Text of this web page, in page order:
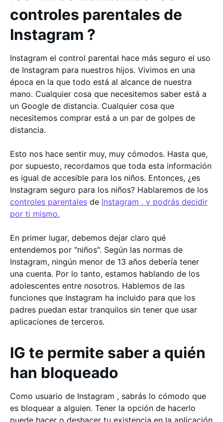
controles parentales de
Instagram ?
Instagram el control parental hace más seguro el uso
de Instagram para nuestros hijos. Vivimos en una
época en la que todo está al alcance de nuestra
mano. Cualquier cosa que necesitemos saber está a
un Google de distancia. Cualquier cosa que
necesitemos comprar está a un par de golpes de
distancia.
Esto nos hace sentir muy, muy cómodos. Hasta que,
por supuesto, recordamos que toda esta información
es igual de accesible para los niños. Entonces, ¿es
Instagram seguro para los niños? Hablaremos de los
controles parentales de Instagram , y podrás decidir
por ti mismo.
En primer lugar, debemos dejar claro qué
entendemos por "niños". Según las normas de
Instagram, ningún menor de 13 años debería tener
una cuenta. Por lo tanto, estamos hablando de los
adolescentes entre nosotros. Hablemos de las
funciones que Instagram ha incluido para que los
padres puedan estar tranquilos sin tener que usar
aplicaciones de terceros.
IG te permite saber a quién
han bloqueado
Como usuario de Instagram , sabrás lo cómodo que
es bloquear a alguien. Tener la opción de hacerlo
puede hacer o deshacer tu existencia en la aplicación